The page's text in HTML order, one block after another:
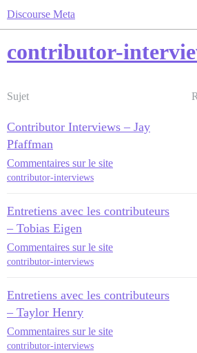
Discourse Meta
contributor-
Sujet
Contributor Interviews – Jay
Pfaffman
Commentaires sur le site
contributor-interviews
Entretiens avec les contributeurs
– Tobias Eigen
Commentaires sur le site
contributor-interviews
Entretiens avec les contributeurs
– Taylor Henry
Commentaires sur le site
contributor-interviews